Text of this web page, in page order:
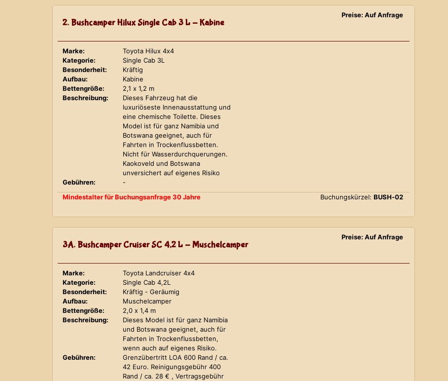
2. Bushcamper Hilux Single Cab 3 L - Kabine
Preise: Auf Anfrage
Marke:
Toyota Hilux 4x4
Kategorie:
Single Cab 3L
Besonderheit:
Kräftig
Aufbau:
Kabine
Bettengröße:
2,1 x 1,2 m
Beschreibung:
Dieses Fahrzeug hat die
luxuriöseste Innenausstattung und
eine chemische Toilette. Dieses
Model ist für ganz Namibia und
Botswana geeignet, auch für
Fahrten in Trockenflussbetten.
Nicht für Wasserdurchquerungen.
Kaokoveld und Botswana
unversichert auf eigenes Risiko
Gebühren:
-
Mindestalter für Buchungsanfrage 30 Jahre
Buchungskürzel: BUSH-02
3A. Bushcamper Cruiser SC 4,2 L - Muschelcamper
Preise: Auf Anfrage
Marke:
Toyota Landcruiser 4x4
Kategorie:
Single Cab 4,2L
Besonderheit:
Kräftig - Geräumig
Aufbau:
Muschelcamper
Bettengröße:
2,0 x 1,4 m
Beschreibung:
Dieses Model ist für ganz Namibia
und Botswana geeignet, auch für
Fahrten in Trockenflussbetten,
wenn auch auf eigenes Risiko.
Gebühren:
Grenzübertritt LOA 600 Rand / ca.
42 Euro. Reinigungsgebühr 400
Rand / ca. 28 € , Vertragsgebühr